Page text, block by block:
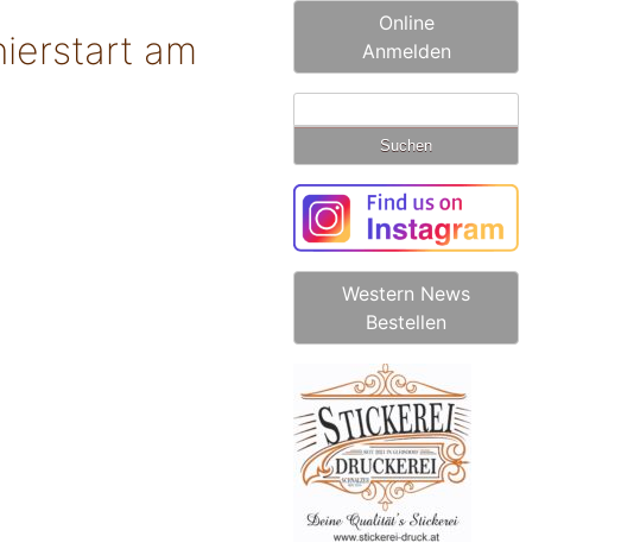
am
Online
Anmelden
nach:
Western News
Bestellen